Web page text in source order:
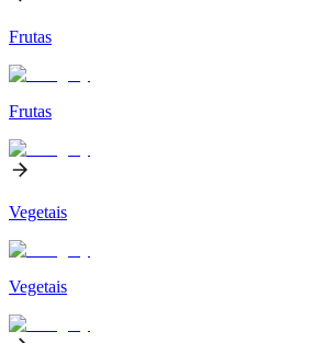
Frutas
Frutas
Vegetais
Vegetais